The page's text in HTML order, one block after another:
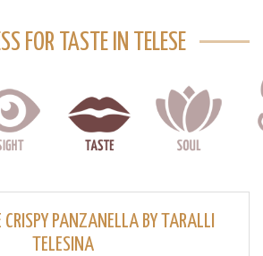
FOR TASTE IN TELESE
CRISPY PANZANELLA BY TARALLI
TELESINA